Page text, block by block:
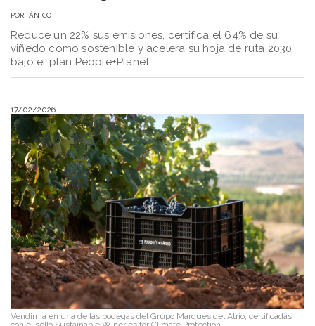
PORTÁNICO
Reduce un 22% sus emisiones, certifica el 64% de su
viñedo como sostenible y acelera su hoja de ruta 2030
bajo el plan People+Planet.
17/02/2026
Vendimia en una de las bodegas del Grupo Marqués del Atrio, certificadas